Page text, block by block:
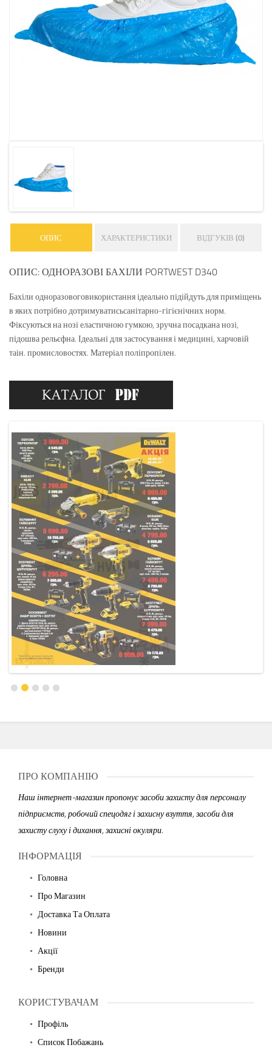
ОПИС ХАРАКТЕРИСТИКИ ВІДГУКІВ (0)
ОПИС: ОДНОРАЗОВІ БАХІЛИ PORTWEST D340
Бахіли одноразовоговикористання ідеально підійдуть для приміщень
в яких потрібно дотримуватисьсанітарно-гігієнічних норм.
Фіксуються на нозі еластичною гумкою, зручна посадкана нозі,
підошва рельєфна. Ідеальні для застосування і медицині, харчовій
таін. промисловостях. Матеріал поліпропілен.
ПРО КОМПАНІЮ
Наш інтернет-магазин пропонує засоби захисту для персоналу
підприємств, робочий спецодяг і захисну взуття, засоби для
захисту слуху і дихання, захисні окуляри.
ІНФОРМАЦІЯ
Головна
Про Магазин
Доставка Та Оплата
Новини
Акції
Бренди
КОРИСТУВАЧАМ
Профіль
Список Побажань